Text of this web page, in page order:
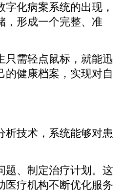
化病案系统的出现，
，形成一个完整、准
只需轻点鼠标，就能迅
的健康档案，实现对自
析技术，系统能够对患
题、制定治疗计划。这
医疗机构不断优化服务